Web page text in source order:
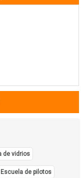
de vidrios
Escuela de pilotos